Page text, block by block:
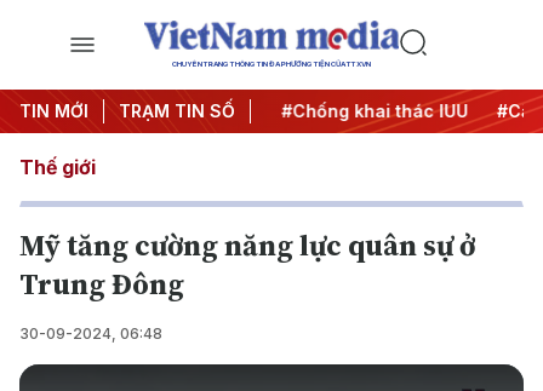
CHUYÊN TRANG THÔNG TIN ĐA PHƯƠNG TIỆN CỦA TTXVN
TIN MỚI TRẠM TIN SỐ
#Chiến dịch 500 ngày đêm #Chống khai thác IUU
Thế giới
Mỹ tăng cường năng lực quân sự ở
Trung Đông
30-09-2024, 06:48
This